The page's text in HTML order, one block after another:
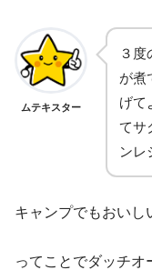
ムテキスター
３度
が煮
げて
てサ
ンレ
キャンプでもおいし
ってことでダッチオ